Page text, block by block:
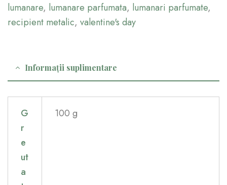
lumanare, lumanare parfumata, lumanari parfumate,
recipient metalic, valentine's day
Informații suplimentare
G
r
e
ut
a
100 g